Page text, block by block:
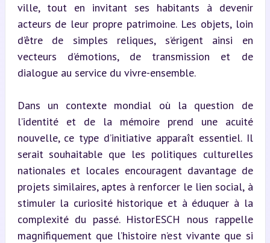
ville, tout en invitant ses habitants à devenir
acteurs de leur propre patrimoine. Les objets, loin
d’être de simples reliques, s’érigent ainsi en
vecteurs d’émotions, de transmission et de
dialogue au service du vivre-ensemble.
Dans un contexte mondial où la question de
l’identité et de la mémoire prend une acuité
nouvelle, ce type d’initiative apparaît essentiel. Il
serait souhaitable que les politiques culturelles
nationales et locales encouragent davantage de
projets similaires, aptes à renforcer le lien social, à
stimuler la curiosité historique et à éduquer à la
complexité du passé. HistorESCH nous rappelle
magnifiquement que l’histoire n’est vivante que si